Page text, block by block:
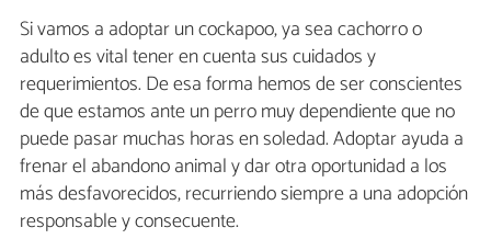
Si vamos a adoptar un cockapoo, ya sea cachorro o
adulto es vital tener en cuenta sus cuidados y
requerimientos. De esa forma hemos de ser conscientes
de que estamos ante un perro muy dependiente que no
puede pasar muchas horas en soledad. Adoptar ayuda a
frenar el abandono animal y dar otra oportunidad a los
más desfavorecidos, recurriendo siempre a una adopción
responsable y consecuente.